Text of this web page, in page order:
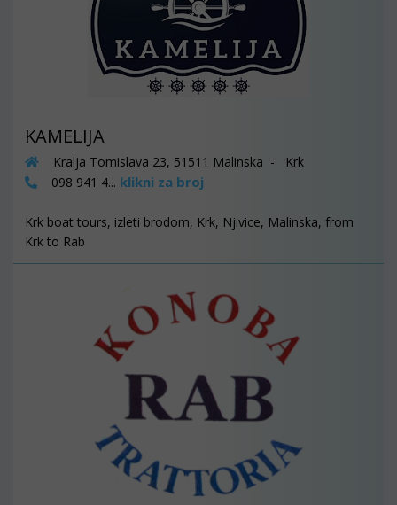
KAMELIJA
Kralja Tomislava 23, 51511 Malinska - Krk
098 941 4... klikni za broj
Krk boat tours, izleti brodom, Krk, Njivice, Malinska, from
Krk to Rab